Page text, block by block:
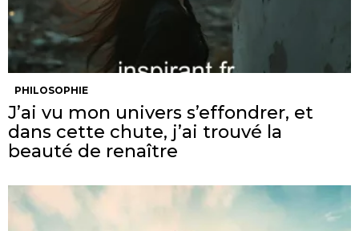
PHILOSOPHIE
J’ai vu mon univers s’effondrer, et
dans cette chute, j’ai trouvé la
beauté de renaître